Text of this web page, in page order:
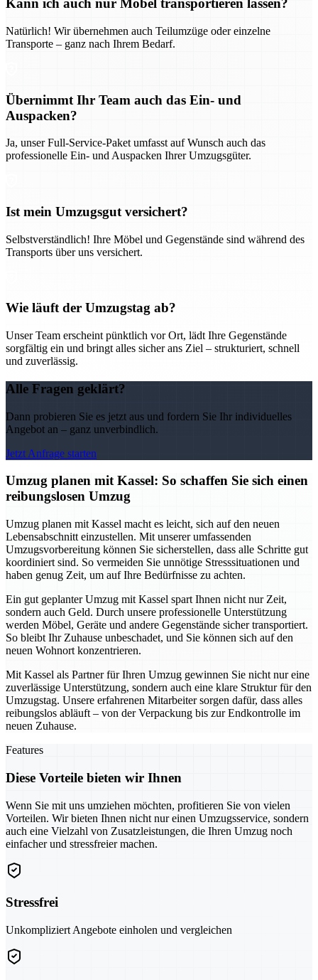
Kann ich auch nur Möbel transportieren lassen?
Natürlich! Wir übernehmen auch Teilumzüge oder einzelne
Transporte – ganz nach Ihrem Bedarf.
Übernimmt Ihr Team auch das Ein- und
Auspacken?
Ja, unser Full-Service-Paket umfasst auf Wunsch auch das
professionelle Ein- und Auspacken Ihrer Umzugsgüter.
Ist mein Umzugsgut versichert?
Selbstverständlich! Ihre Möbel und Gegenstände sind während des
Transports über uns versichert.
Wie läuft der Umzugstag ab?
Unser Team erscheint pünktlich vor Ort, lädt Ihre Gegenstände
sorgfältig ein und bringt alles sicher ans Ziel – strukturiert, schnell
und zuverlässig.
Alle Fragen geklärt?
Dann probieren Sie es jetzt aus und fordern Sie Ihr individuelles
Angebot an – ganz unverbindlich.
Jetzt Anfrage starten
Umzug planen mit Kassel: So schaffen Sie sich einen
reibungslosen Umzug
Umzug planen mit Kassel macht es leicht, sich auf den neuen
Lebensabschnitt einzustellen. Mit unserer umfassenden
Umzugsvorbereitung können Sie sicherstellen, dass alle Schritte gut
koordiniert sind. So vermeiden Sie unnötige Stresssituationen und
haben genug Zeit, um auf Ihre Bedürfnisse zu achten.
Ein gut geplanter Umzug mit Kassel spart Ihnen nicht nur Zeit,
sondern auch Geld. Durch unsere professionelle Unterstützung
werden Möbel, Geräte und andere Gegenstände sicher transportiert.
So bleibt Ihr Zuhause unbeschadet, und Sie können sich auf den
neuen Wohnort konzentrieren.
Mit Kassel als Partner für Ihren Umzug gewinnen Sie nicht nur eine
zuverlässige Unterstützung, sondern auch eine klare Struktur für den
Umzugstag. Unsere erfahrenen Mitarbeiter sorgen dafür, dass alles
reibungslos abläuft – von der Verpackung bis zur Endkontrolle im
neuen Zuhause.
Features
Diese Vorteile bieten wir Ihnen
Wenn Sie mit uns umziehen möchten, profitieren Sie von vielen
Vorteilen. Wir bieten Ihnen nicht nur einen Umzugsservice, sondern
auch eine Vielzahl von Zusatzleistungen, die Ihren Umzug noch
einfacher und stressfreier machen.
Stressfrei
Unkompliziert Angebote einholen und vergleichen